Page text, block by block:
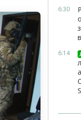
6:30
6:14